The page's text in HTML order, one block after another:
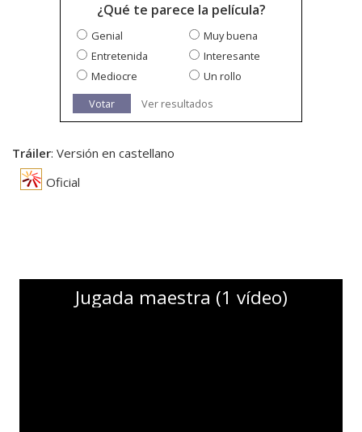
¿Qué te parece la película?
Genial
Muy buena
Entretenida
Interesante
Mediocre
Un rollo
Votar
Ver resultados
Tráiler: Versión en castellano
Oficial
Jugada maestra (1 vídeo)